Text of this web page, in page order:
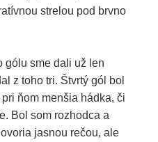
strelou pod brvno
gólu sme dali už len
z toho tri. Štvrtý gól bol
ňom menšia hádka, či
Bol som rozhodca a
jasnou rečou, ale